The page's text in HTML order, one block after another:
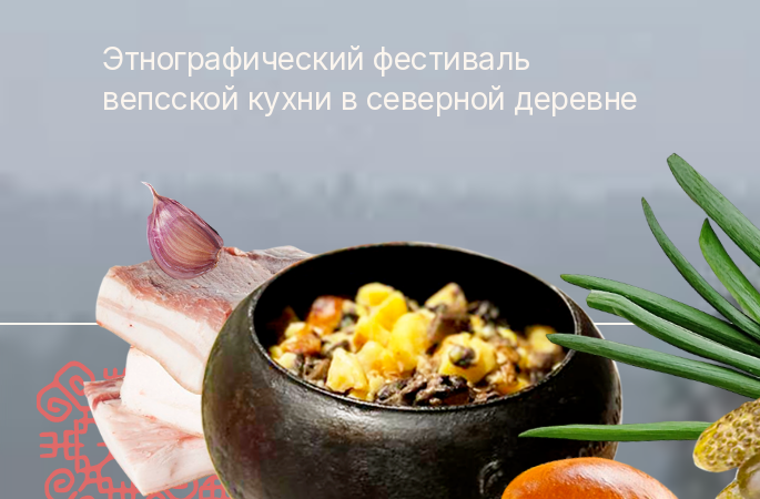
Этнографический фестиваль
вепсской кухни в северной деревне